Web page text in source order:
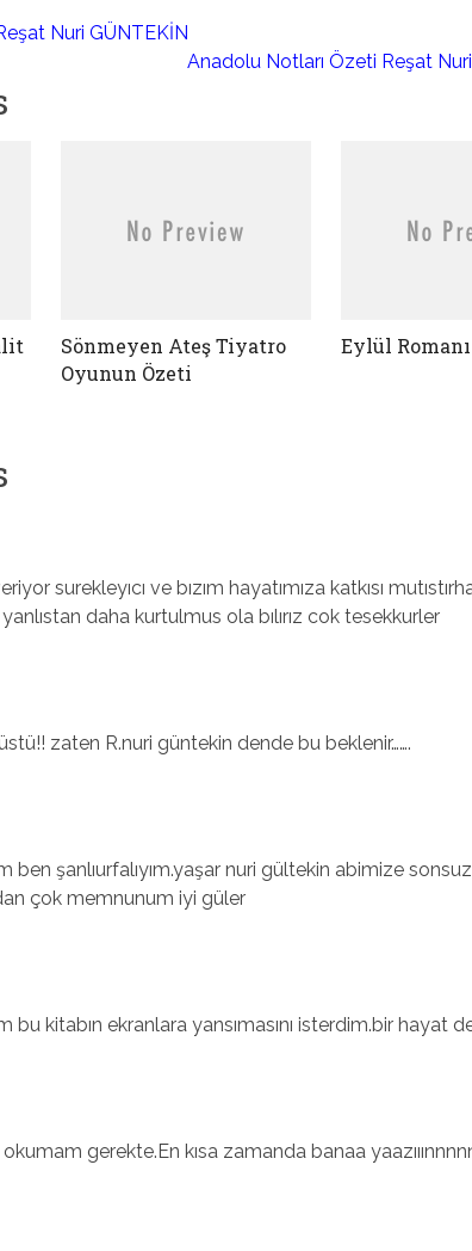
Nuri GÜNTEKİN
Anadolu Notları Özeti Reşat
Sönmeyen Ateş Tiyatro
Oyunun Özeti
Eylül Romanı
surekleyıcı ve bızım hayatımıza katkısı
daha kurtulmus ola bılırız cok tesekkurler
zaten R.nuri güntekin dende bu beklenir…….
şanlıurfalıyım.yaşar nuri gültekin abimize
çok memnunum iyi güler
kitabın ekranlara yansımasını isterdim.bir hayat
gerekte.En kısa zamanda banaa